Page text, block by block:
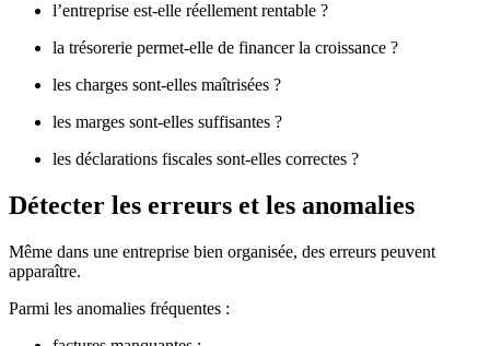
l’entreprise est-elle réellement rentable ?
la trésorerie permet-elle de financer la croissance ?
les charges sont-elles maîtrisées ?
les marges sont-elles suffisantes ?
les déclarations fiscales sont-elles correctes ?
Détecter les erreurs et les anomalies
Même dans une entreprise bien organisée, des erreurs peuvent
apparaître.
Parmi les anomalies fréquentes :